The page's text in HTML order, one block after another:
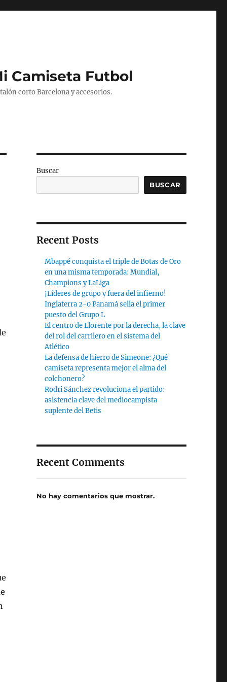
Camiseta Futbol
corto Barcelona y accesorios.
Buscar
BUSCAR
Recent Posts
Mbappé conquista el triple de Botas de Oro
en una misma temporada: Mundial,
Champions y LaLiga
¡Líderes de grupo y fuera del infierno!
Inglaterra 2-0 Panamá sella el primer
puesto del Grupo L
El centro de Llorente por la derecha, la clave
del rol del carrilero en el sistema del
Atlético
La defensa de hierro de Simeone: ¿Qué
camiseta representa mejor el alma del
colchonero?
Rodri Sánchez revoluciona el partido:
asistencia clave del mediocampista
suplente del Betis
Recent Comments
No hay comentarios que mostrar.